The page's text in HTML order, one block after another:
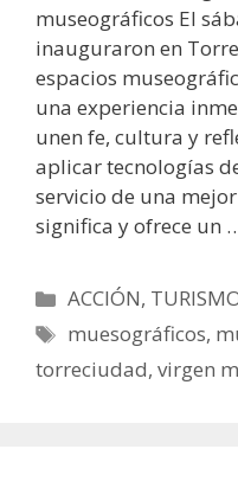
museográficos El
inauguraron en
espacios
una experiencia
unen fe, cultura y
aplicar tecnologías
servicio de una
significa y ofrece un
Categorías
ACCIÓN,
Etiquetas
muesográficos,
torreciudad, virgen